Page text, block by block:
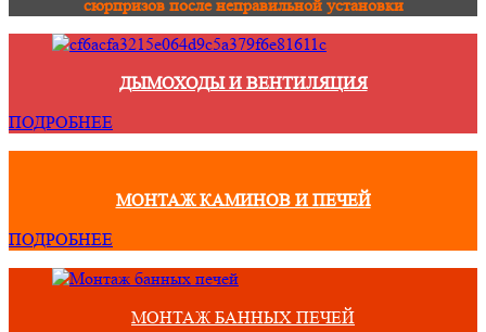
сюрпризов после неправильной установки
ДЫМОХОДЫ И ВЕНТИЛЯЦИЯ
ПОДРОБНЕЕ
МОНТАЖ КАМИНОВ И ПЕЧЕЙ
ПОДРОБНЕЕ
МОНТАЖ БАННЫХ ПЕЧЕЙ